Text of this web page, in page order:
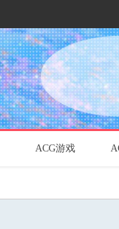
ACG游戏